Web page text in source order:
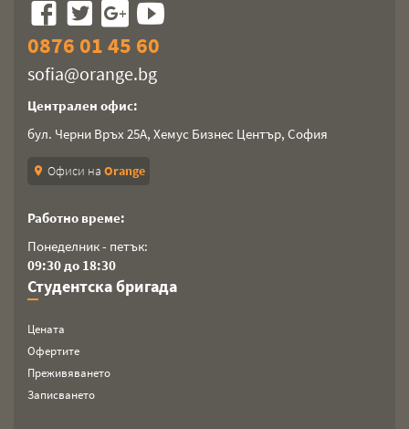
0876 01 45 60
sofia@orange.bg
Централен офис:
бул. Черни Връх 25А, Хемус Бизнес Център, София
location_on Офиси на Orange
Работно време:
Понеделник - петък:
09:30 до 18:30
Студентска бригада
Цената
Офертите
Преживяването
Записването